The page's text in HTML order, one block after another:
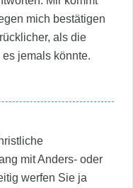
mich bestätigen
als die
jemals könnte.
mit Anders- oder
werfen Sie ja